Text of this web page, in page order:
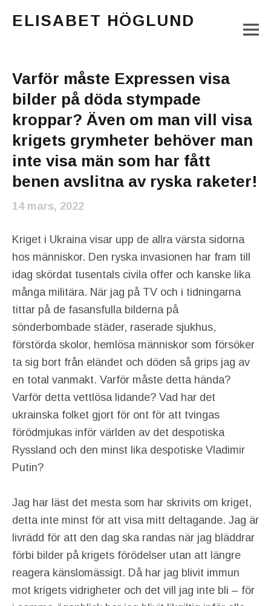
ELISABET HÖGLUND
Varför måste Expressen visa
bilder på döda stympade
kroppar? Även om man vill visa
krigets grymheter behöver man
inte visa män som har fått
benen avslitna av ryska raketer!
14 mars, 2022
Kriget i Ukraina visar upp de allra värsta sidorna
hos människor. Den ryska invasionen har fram till
idag skördat tusentals civila offer och kanske lika
många militära. När jag på TV och i tidningarna
tittar på de fasansfulla bilderna på
sönderbombade städer, raserade sjukhus,
förstörda skolor, hemlösa människor som försöker
ta sig bort från eländet och döden så grips jag av
en total vanmakt. Varför måste detta hända?
Varför detta vettlösa lidande? Vad har det
ukrainska folket gjort för ont för att tvingas
förödmjukas inför världen av det despotiska
Ryssland och den minst lika despotiske Vladimir
Putin?
Jag har läst det mesta som har skrivits om kriget,
detta inte minst för att visa mitt deltagande. Jag är
livrädd för att den dag ska randas när jag bläddrar
förbi bilder på krigets förödelser utan att längre
reagera känslomässigt. Då har jag blivit immun
mot krigets vidrigheter och det vill jag inte bli – för